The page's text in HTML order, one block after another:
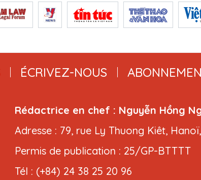
ÉCRIVEZ-NOUS
Rédactrice en chef : Nguyễn Hồng
Adresse : 79, rue Ly Thuong Kiêt,
Permis de publication : 25/GP-BTTTT
Tél : (+84) 24 38 25 20 96